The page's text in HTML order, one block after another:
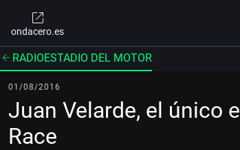
ondacero.es
RADIOESTADIO DEL MOTOR
01/08/2016
Juan Velarde, el único
Race